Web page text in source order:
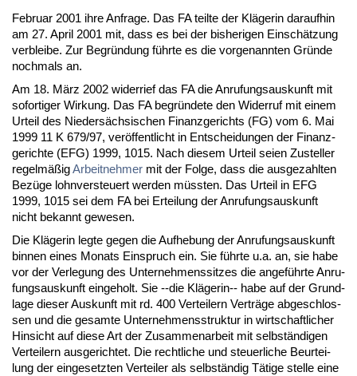
Fe­bru­ar 2001 ih­re An­fra­ge. Das FA teil­te der Kläge­rin dar­auf­hin
am 27. April 2001 mit, dass es bei der bis­he­ri­gen Einschätzung
ver­blei­be. Zur Be­gründung führ­te es die vor­ge­nann­ten Gründe
noch­mals an.
Am 18. März 2002 wi­der­rief das FA die An­ru­fungs­aus­kunft mit
so­for­ti­ger Wir­kung. Das FA be­gründe­te den Wi­der­ruf mit ei­nem
Ur­teil des Nie­dersäch­si­schen Fi­nanz­ge­richts (FG) vom 6. Mai
1999 11 K 679/97, veröffent­licht in Ent­schei­dun­gen der Fi­nanz­
ge­rich­te (EFG) 1999, 1015. Nach die­sem Ur­teil sei­en Zu­stel­ler
re­gelmäßigAr­beit­neh­mer mit der Fol­ge, dass die aus­ge­zahl­ten
Bezüge lohn­ver­steu­ert wer­den müss­ten. Das Ur­teil in EFG
1999, 1015 sei dem FA bei Er­tei­lung der An­ru­fungs­aus­kunft
nicht be­kannt ge­we­sen.
Die Kläge­rin leg­te ge­gen die Auf­he­bung der An­ru­fungs­aus­kunft
bin­nen ei­nes Mo­nats Ein­spruch ein. Sie führ­te u.a. an, sie ha­be
vor der Ver­le­gung des Un­ter­neh­mens­sit­zes die an­geführ­te An­ru­
fungs­aus­kunft ein­ge­holt. Sie --die Kläge­rin-- ha­be auf der Grund­
la­ge die­ser Aus­kunft mit rd. 400 Ver­tei­lern Verträge ab­ge­schlos­
sen und die ge­sam­te Un­ter­neh­mens­struk­tur in wirt­schaft­li­cher
Hin­sicht auf die­se Art der Zu­sam­men­ar­beit mit selbständi­gen
Ver­tei­lern aus­ge­rich­tet. Die recht­li­che und steu­er­li­che Be­ur­tei­
lung der ein­ge­setz­ten Ver­tei­ler als selbständig Täti­ge stel­le ei­ne